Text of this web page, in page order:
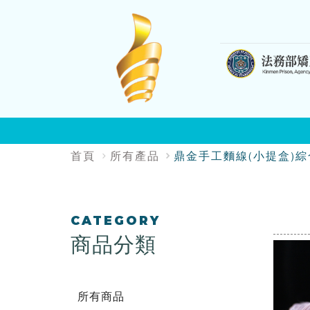
:::
首頁 所有產品 鼎金手工麵線(小提盒)
:::
CATEGORY
商品分類
所有商品